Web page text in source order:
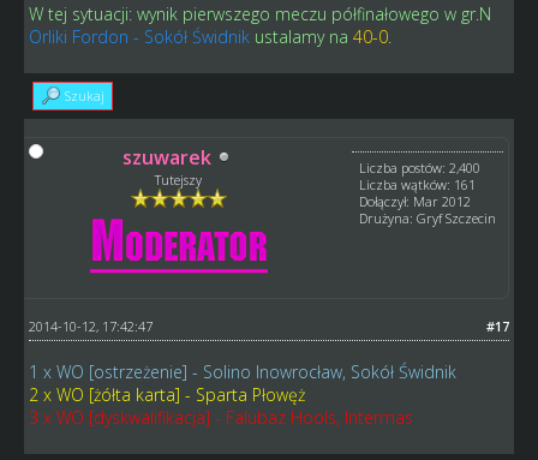
W tej sytuacji: wynik pierwszego meczu półfinałowego w gr.N
Orliki Fordon - Sokół Świdnikustalamy na 40-0.
Szukaj
szuwarek
Tutejszy
Liczba postów: 2,400
Liczba wątków: 161
Dołączył: Mar 2012
Drużyna: Gryf Szczecin
#17
2014-10-12, 17:42:47
1 x WO [ostrzeżenie] - Solino Inowrocław, Sokół Świdnik
2 x WO [żółta karta] - Sparta Płowęż
3 x WO [dyskwalifikacja] - Falubaz Hools, Intermas